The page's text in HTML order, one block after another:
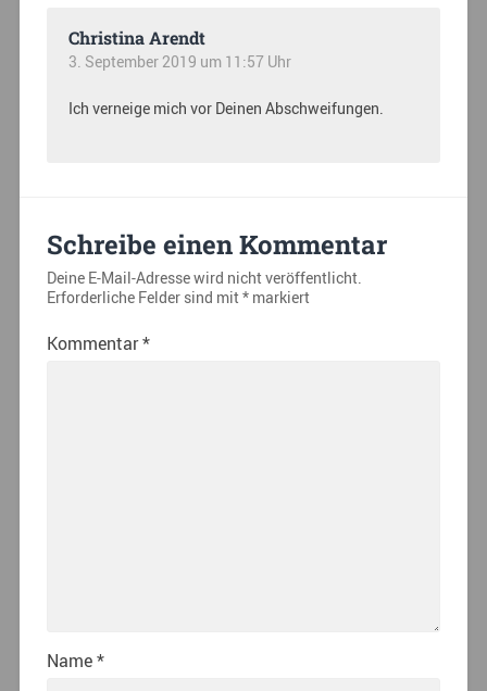
Christina Arendt
3. September 2019 um 11:57 Uhr
Ich verneige mich vor Deinen Abschweifungen.
Schreibe einen Kommentar
Deine E-Mail-Adresse wird nicht veröffentlicht.
Erforderliche Felder sind mit*markiert
Kommentar*
Name*